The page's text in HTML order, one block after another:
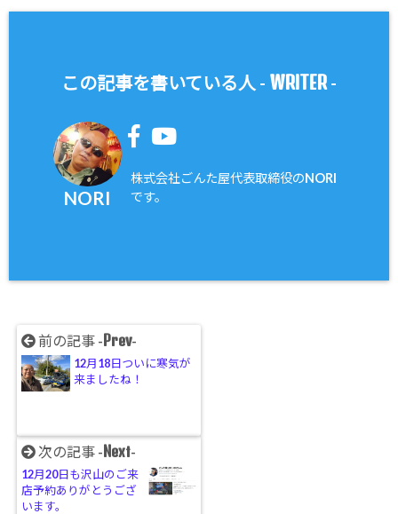
この記事を書いている人 - WRITER -
NORI
株式会社ごんた屋代表取締役のNORI
です。
前の記事 -Prev-
12月18日ついに寒気が
来ましたね！
次の記事 -Next-
12月20日も沢山のご来
店予約ありがとうござ
います。